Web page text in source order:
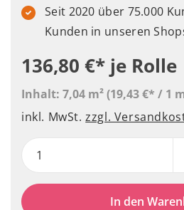
Seit 2020 über 75.000
Kunden in unseren
136,80 €* je Rolle
Inhalt: 7,04 m²(19,43 €* / 1
inkl. MwSt.zzgl.
In den